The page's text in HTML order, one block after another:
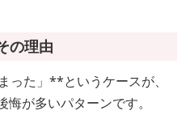
の理由
た」**というケースが、
が多いパターンです。